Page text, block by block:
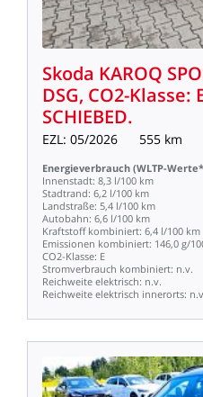
Skoda KAROQ
DSG, CO2-Klasse:
SCHIEBED.
EZL: 05/2026 555 km
Energieverbrauch (WLTP-
Innenstadt: 8,3 l/100 km
Stadtrand: 6,2 l/100 km
Landstraße: 5,4 l/100 km
Autobahn: 6,6 l/100 km
Kraftstoff kombiniert: 6,4 l/100 km
Emissionen kombiniert: 146,0 g/
CO2-Klasse: E
Stromverbrauch kombiniert: n.v.
Reichweite elektrisch: n.v.
Reichweite elektrisch innerorts: